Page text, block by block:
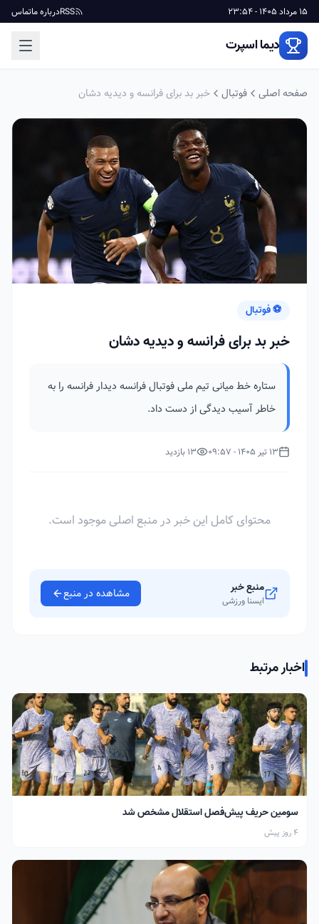
15 مرداد 1405 - 23:54 RSSدرباره ماتماس
دیما اسپرت
صفحه اصلی فوتبال خبر بد برای فرانسه و دیدیه دشان
⚽ فوتبال
خبر بد برای فرانسه و دیدیه دشان
ستاره خط میانی تیم ملی فوتبال فرانسه دیدار فرانسه را به
خاطر آسیب دیدگی از دست داد.
13 تیر 1405 - 09:57 13 بازدید
محتوای کامل این خبر در منبع اصلی موجود است.
منبع خبر
ایسنا ورزشی مشاهده در منبع
اخبار مرتبط
سومین حریف پیش‌فصل استقلال مشخص شد
4 روز پیش